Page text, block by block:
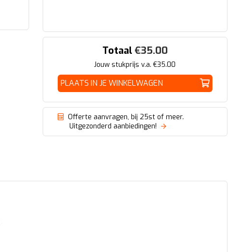
Totaal €35.00
Jouw stukprijs v.a. €35.00
PLAATS IN JE WINKELWAGEN
Offerte aanvragen, bij 25st of meer.
Uitgezonderd aanbiedingen!